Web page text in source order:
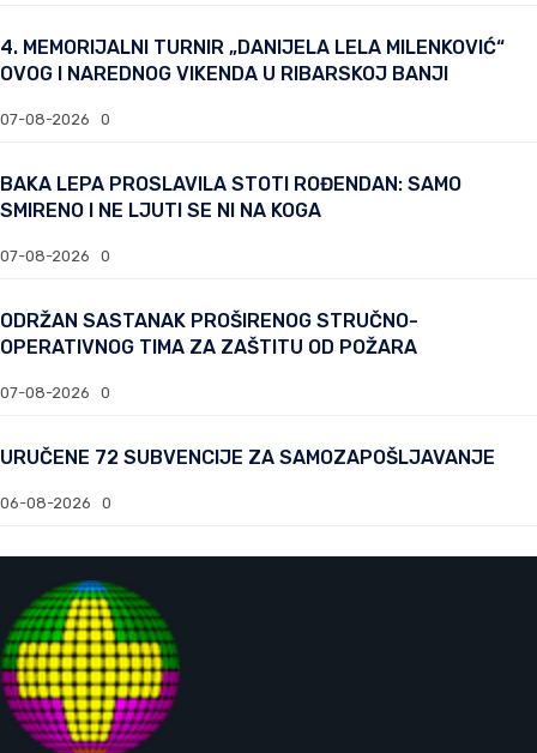
4. MEMORIJALNI TURNIR „DANIJELA LELA MILENKOVIĆ“
OVOG I NAREDNOG VIKENDA U RIBARSKOJ BANJI
07-08-2026 0
BAKA LEPA PROSLAVILA STOTI ROĐENDAN: SAMO
SMIRENO I NE LJUTI SE NI NA KOGA
07-08-2026 0
ODRŽAN SASTANAK PROŠIRENOG STRUČNO-
OPERATIVNOG TIMA ZA ZAŠTITU OD POŽARA
07-08-2026 0
URUČENE 72 SUBVENCIJE ZA SAMOZAPOŠLJAVANJE
06-08-2026 0